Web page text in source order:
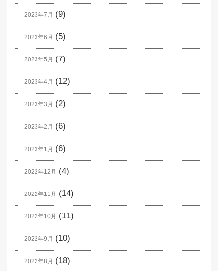
2023年7月 (9)
2023年6月 (5)
2023年5月 (7)
2023年4月 (12)
2023年3月 (2)
2023年2月 (6)
2023年1月 (6)
2022年12月 (4)
2022年11月 (14)
2022年10月 (11)
2022年9月 (10)
2022年8月 (18)